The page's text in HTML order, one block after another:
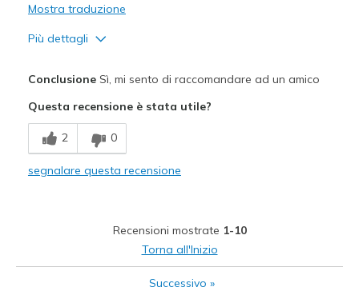
Mostra traduzione
Più dettagli
Breathe Well
Comfortable
Feels true to size
Shoes are for Wearing
ConclusioneSì, mi sento di raccomandare ad un amico
Questa recensione è stata utile?
2 0
segnalare questa recensione
Recensioni mostrate 1-10
Torna all'Inizio
Successivo »